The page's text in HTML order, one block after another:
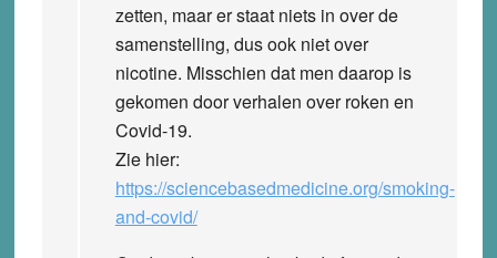
zetten, maar er staat niets in over de
samenstelling, dus ook niet over
nicotine. Misschien dat men daarop is
gekomen door verhalen over roken en
Covid-19.
Zie hier:
https://sciencebasedmedicine.org/smoking-
and-covid/